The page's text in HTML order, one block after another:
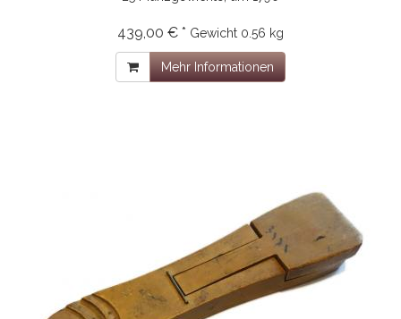
439,00 € * Gewicht 0.56 kg
Mehr Informationen